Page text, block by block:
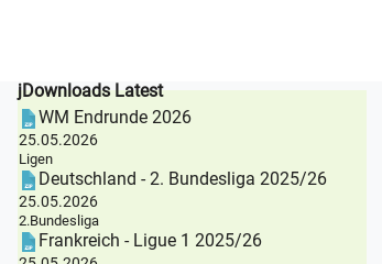
jDownloads Latest
WM Endrunde 2026
25.05.2026
Ligen
Deutschland - 2. Bundesliga 2025/26
25.05.2026
2.Bundesliga
Frankreich - Ligue 1 2025/26